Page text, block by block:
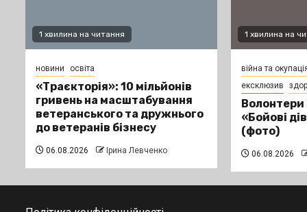
1 хвилина на читання
новини освіта
«Траєкторія»: 10 мільйонів
гривень на масштабування
ветеранського та дружнього
до ветеранів бізнесу
06.08.2026 Ірина Левченко
1 хвилина на
війна та
ексклюзив
«Бойові
(фото)
06.08.2026